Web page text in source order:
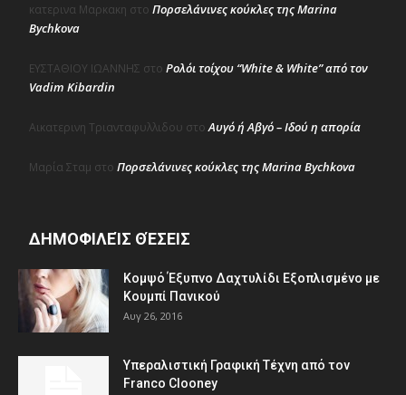
κατερινα Μαρκακη στο Πορσελάνινες κούκλες της Marina
Bychkova
ΕΥΣΤΑΘΙΟΥ ΙΩΑΝΝΗΣ στο Ρολόι τοίχου “White & White” από τον
Vadim Kibardin
Αικατερινη Τριανταφυλλιδου στοΑυγό ή Αβγό – Ιδού η απορία
Μαρία Σταμ στο Πορσελάνινες κούκλες της Marina Bychkova
ΔΗΜΟΦΙΛΕΊΣ ΘΈΣΕΙΣ
Κομψό Έξυπνο Δαχτυλίδι Εξοπλισμένο με
Κουμπί Πανικού
Αυγ 26, 2016
Υπεραλιστική Γραφική Τέχνη από τον
Franco Clooney